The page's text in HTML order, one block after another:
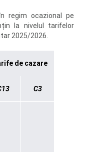
regim ocazional pe
la nivelul tarifelor
2025/2026.
de cazare
C3